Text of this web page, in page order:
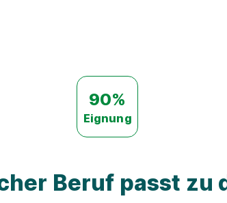
90%
Eignung
Beruf passt zu